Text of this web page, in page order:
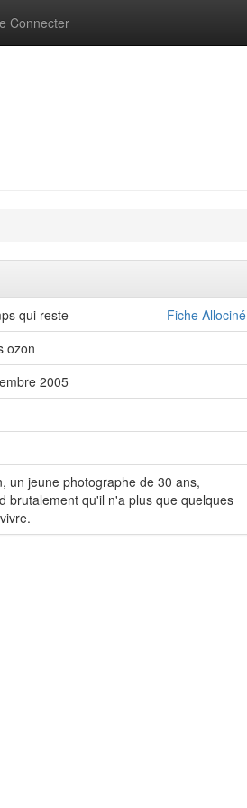
Connecter
Fiche Allociné
qui reste
ozon
2005
un jeune photographe de 30 ans,
brutalement qu'il n'a plus que quelques